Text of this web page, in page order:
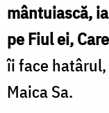
mântuiască,
pe Fiul ei,
îi face
Maica Sa.